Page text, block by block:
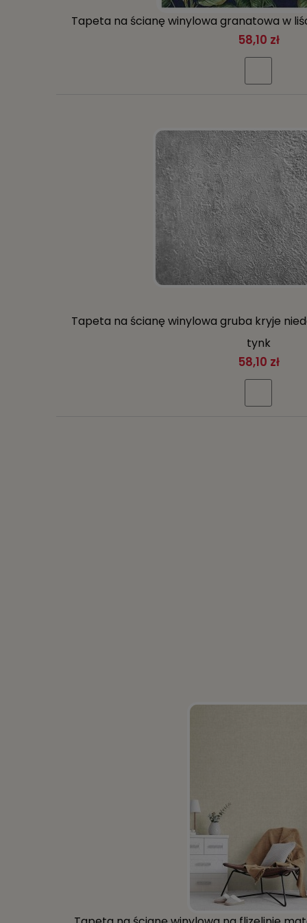
Tapeta na ścianę winylowa granatowa w
58,10 zł
Tapeta na ścianę winylowa gruba kryje
tynk
58,10 zł